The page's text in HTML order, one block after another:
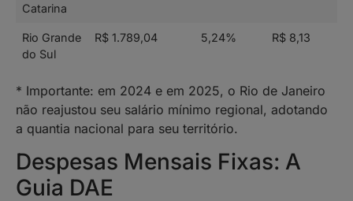
Catarina
Rio Grande
do Sul
R$ 1.789,04 5,24% R$ 8,13
* Importante: em 2024 e em 2025, o Rio de Janeiro
não reajustou seu salário mínimo regional, adotando
a quantia nacional para seu território.
Despesas Mensais Fixas: A
Guia DAE